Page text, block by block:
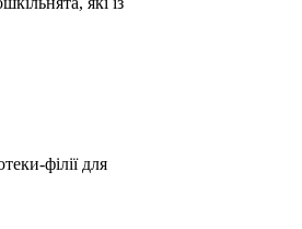
філії для